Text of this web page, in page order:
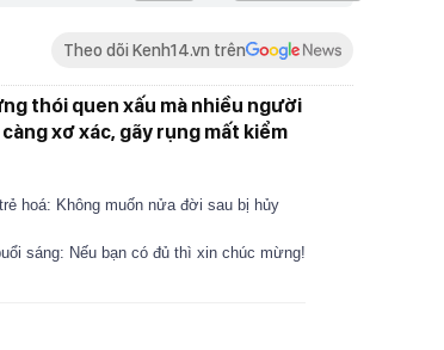
Theo dõi Kenh14.vn trên
thói quen xấu mà nhiều người
xơ xác, gãy rụng mất kiểm
hoá: Không muốn nửa đời sau bị hủy
sáng: Nếu bạn có đủ thì xin chúc mừng!